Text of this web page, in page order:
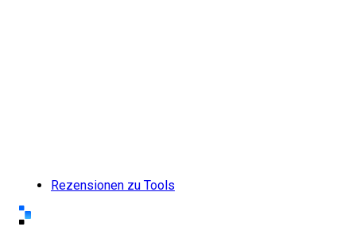
Rezensionen zu Tools